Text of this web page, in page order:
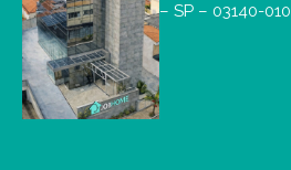
– SP – 03140-010